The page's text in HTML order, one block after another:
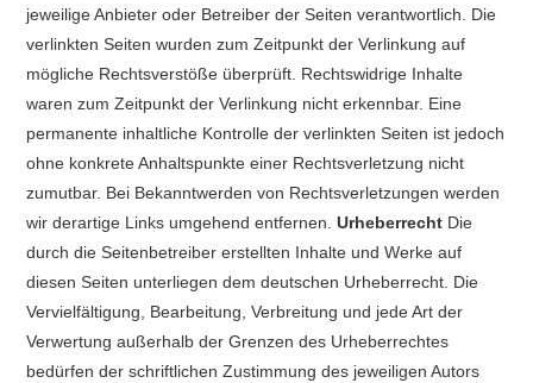
jeweilige Anbieter oder Betreiber der Seiten verantwortlich. Die
verlinkten Seiten wurden zum Zeitpunkt der Verlinkung auf
mögliche Rechtsverstöße überprüft. Rechtswidrige Inhalte
waren zum Zeitpunkt der Verlinkung nicht erkennbar. Eine
permanente inhaltliche Kontrolle der verlinkten Seiten ist jedoch
ohne konkrete Anhaltspunkte einer Rechtsverletzung nicht
zumutbar. Bei Bekanntwerden von Rechtsverletzungen werden
wir derartige Links umgehend entfernen.Urheberrecht Die
durch die Seitenbetreiber erstellten Inhalte und Werke auf
diesen Seiten unterliegen dem deutschen Urheberrecht. Die
Vervielfältigung, Bearbeitung, Verbreitung und jede Art der
Verwertung außerhalb der Grenzen des Urheberrechtes
bedürfen der schriftlichen Zustimmung des jeweiligen Autors